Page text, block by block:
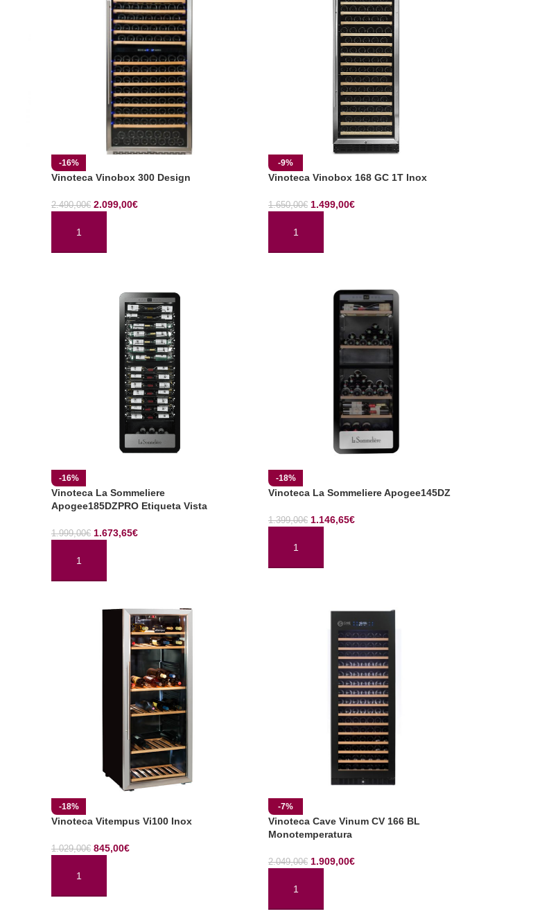
-16%
Vinoteca Vinobox 300 Design
2.490,00€ 2.099,00€
AÑADIR AL CARRITO
-9%
Vinoteca Vinobox 168 GC 1T Inox
1.650,00€ 1.499,00€
AÑADIR AL CARRITO
-16%
Vinoteca La Sommeliere
Apogee185DZPRO Etiqueta Vista
1.999,00€ 1.673,65€
AÑADIR AL CARRITO
-18%
Vinoteca La Sommeliere Apogee145DZ
1.399,00€ 1.146,65€
AÑADIR AL CARRITO
-18%
Vinoteca Vitempus Vi100 Inox
1.029,00€ 845,00€
AÑADIR AL CARRITO
-7%
Vinoteca Cave Vinum CV 166 BL
Monotemperatura
2.049,00€ 1.909,00€
AÑADIR AL CARRITO